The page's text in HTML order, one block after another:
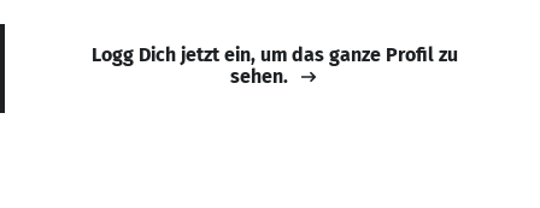
Logg Dich jetzt ein, um das ganze Profil zu
sehen.